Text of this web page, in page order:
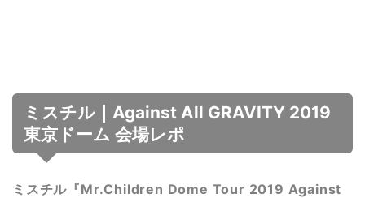
ミスチル｜Against All GRAVITY 2019
東京ドーム 会場レポ
ミスチル『Mr.Children Dome Tour 2019 Against